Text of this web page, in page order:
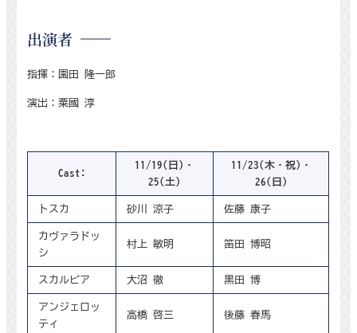
出演者
指揮：園田 隆一郎
演出：粟國 淳
Cast:
11/19(日)・
25(土)
11/23(木・祝)・
26(日)
トスカ 砂川 涼子 佐藤 康子
カヴァラドッ
シ
村上 敏明 笛田 博昭
スカルピア 大沼 徹 黒田 博
アンジェロッ
ティ
高橋 啓三 後藤 春馬